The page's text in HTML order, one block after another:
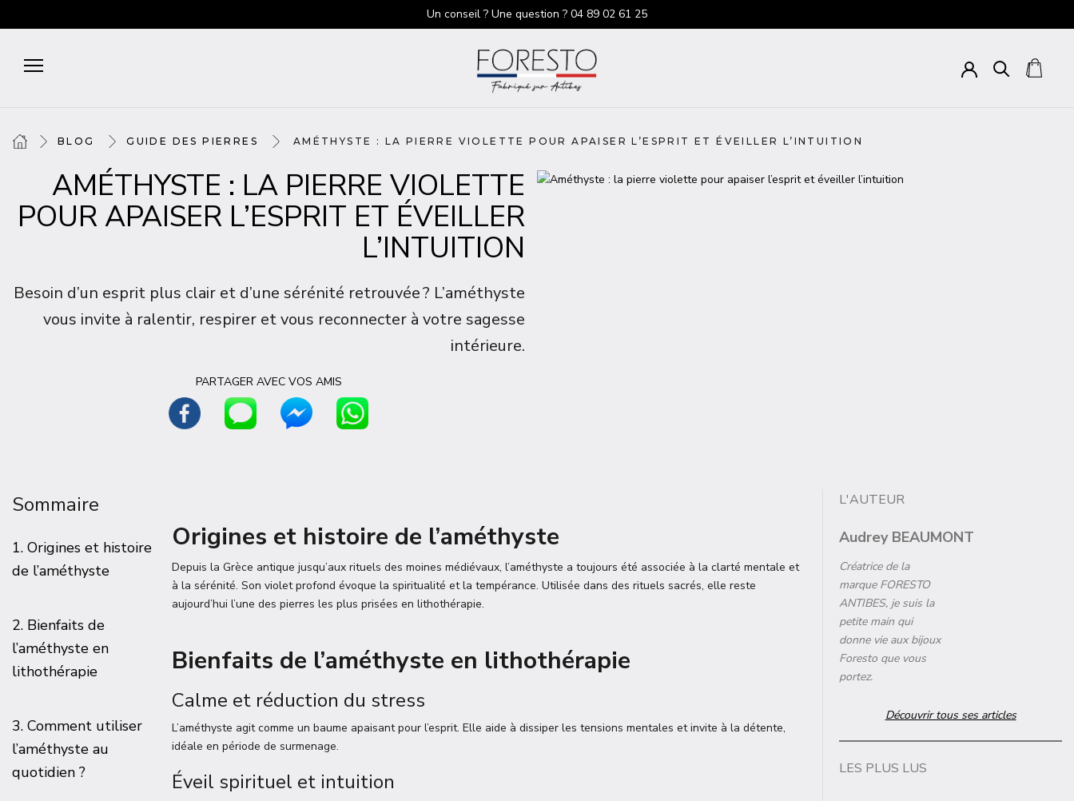
Un conseil ? Une question ? 04 89 02 61 25
BLOG GUIDE DES PIERRES AMÉTHYSTE : LA PIERRE VIOLETTE POUR APAISER L’ESPRIT ET ÉVEILLER L’INTUITION
AMÉTHYSTE : LA PIERRE VIOLETTE
POUR APAISER L’ESPRIT ET ÉVEILLER
L’INTUITION
Besoin d’un esprit plus clair et d’une sérénité retrouvée ? L’améthyste
vous invite à ralentir, respirer et vous reconnecter à votre sagesse
intérieure.
PARTAGER AVEC VOS AMIS
Sommaire
1. Origines et histoire
de l’améthyste
2. Bienfaits de
l’améthyste en
lithothérapie
3. Comment utiliser
l’améthyste au
quotidien ?
Origines et histoire de l’améthyste
Depuis la Grèce antique jusqu’aux rituels des moines médiévaux, l’améthyste a toujours été associée à la clarté mentale et
à la sérénité. Son violet profond évoque la spiritualité et la tempérance. Utilisée dans des rituels sacrés, elle reste
aujourd’hui l’une des pierres les plus prisées en lithothérapie.
Bienfaits de l’améthyste en lithothérapie
Calme et réduction du stress
L’améthyste agit comme un baume apaisant pour l’esprit. Elle aide à dissiper les tensions mentales et invite à la détente,
idéale en période de surmenage.
Éveil spirituel et intuition
L'AUTEUR
Audrey BEAUMONT
Créatrice de la
marque FORESTO
ANTIBES, je suis la
petite main qui
donne vie aux bijoux
Foresto que vous
portez.
Découvrir tous ses articles
LES PLUS LUS